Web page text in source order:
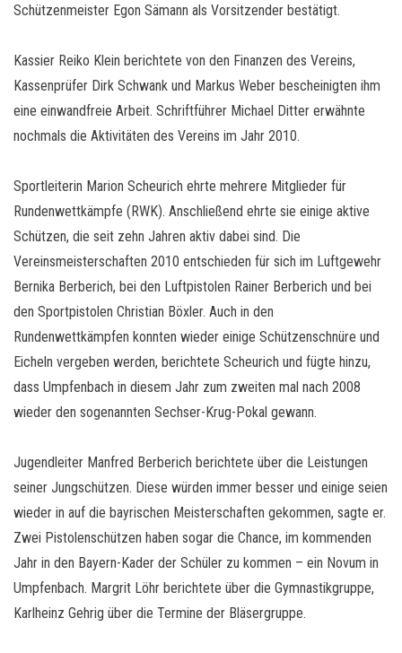
Schützenmeister Egon Sämann als Vorsitzender bestätigt.
Kassier Reiko Klein berichtete von den Finanzen des Vereins,
Kassenprüfer Dirk Schwank und Markus Weber bescheinigten ihm
eine einwandfreie Arbeit. Schriftführer Michael Ditter erwähnte
nochmals die Aktivitäten des Vereins im Jahr 2010.
Sportleiterin Marion Scheurich ehrte mehrere Mitglieder für
Rundenwettkämpfe (RWK). Anschließend ehrte sie einige aktive
Schützen, die seit zehn Jahren aktiv dabei sind. Die
Vereinsmeisterschaften 2010 entschieden für sich im Luftgewehr
Bernika Berberich, bei den Luftpistolen Rainer Berberich und bei
den Sportpistolen Christian Böxler. Auch in den
Rundenwettkämpfen konnten wieder einige Schützenschnüre und
Eicheln vergeben werden, berichtete Scheurich und fügte hinzu,
dass Umpfenbach in diesem Jahr zum zweiten mal nach 2008
wieder den sogenannten Sechser-Krug-Pokal gewann.
Jugendleiter Manfred Berberich berichtete über die Leistungen
seiner Jungschützen. Diese würden immer besser und einige seien
wieder in auf die bayrischen Meisterschaften gekommen, sagte er.
Zwei Pistolenschützen haben sogar die Chance, im kommenden
Jahr in den Bayern-Kader der Schüler zu kommen – ein Novum in
Umpfenbach. Margrit Löhr berichtete über die Gymnastikgruppe,
Karlheinz Gehrig über die Termine der Bläsergruppe.